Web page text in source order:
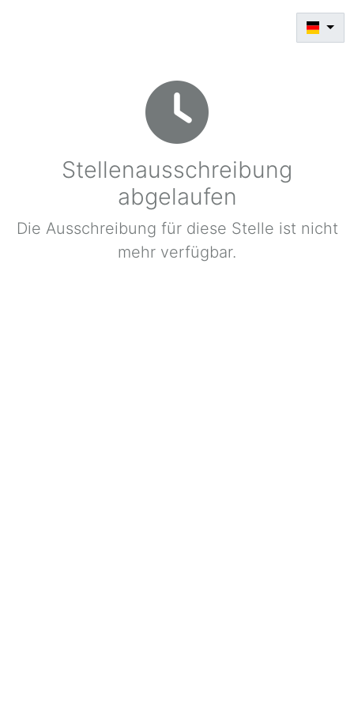
Stellenausschreibung
abgelaufen
Die Ausschreibung für diese Stelle ist nicht
mehr verfügbar.